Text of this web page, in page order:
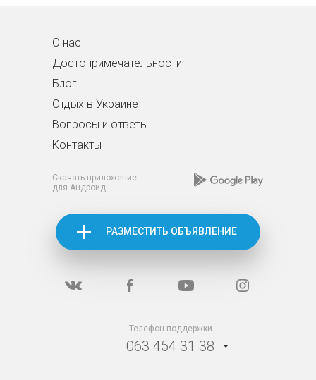
О нас
Достопримечательности
Блог
Отдых в Украине
Вопросы и ответы
Контакты
Скачать приложение
для Андроид
РАЗМЕСТИТЬ ОБЪЯВЛЕНИЕ
Телефон поддержки
063 454 31 38